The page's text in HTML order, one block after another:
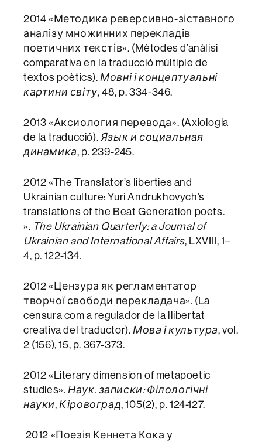
2014 «Методика реверсивно-зіставного
аналізу множинних перекладів
поетичних текстів». (Mètodes d’anàlisi
comparativa en la traducció múltiple de
textos poètics).Мовні і концептуальні
картини світу,48, p. 334-346.
2013 «Аксиология перевода». (Axiologia
de la traducció).Язык и социальная
динамика, p. 239-245.
2012 «The Translator’s liberties and
Ukrainian culture: Yuri Andrukhovych’s
translations of the Beat Generation poets.
». The Ukrainian Quarterly: a Journal of
Ukrainian and International Affairs, LXVIII, 1–
4, p. 122-134.
2012 «Цензура як регламентатор
творчої свободи перекладача». (La
censura com a regulador de la llibertat
creativa del traductor).Мова і культура, vol.
2 (156), 15, p. 367-373.
2012 «Literary dimension of metapoetic
studies».Наук. записки: Філологічні
науки, Кіровоград, 105(2), p. 124-127.
2012 «Поезія Кеннета Кока у